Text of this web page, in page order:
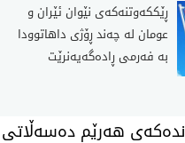
ڕێککەوتنەکەی نێوان ئێران و
عومان لە چەند ڕۆژی داهاتوودا
بە فەرمی ڕادەگەیەنرێت
هه‌رێم